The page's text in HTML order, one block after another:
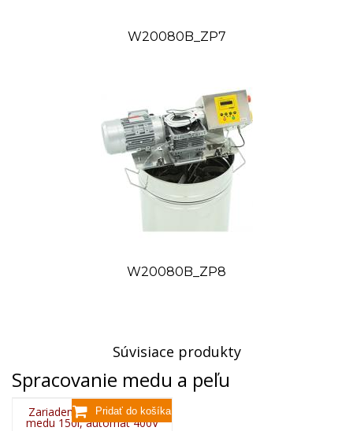
W20080B_ZP7
W20080B_ZP8
Súvisiace produkty
Spracovanie medu a peľu
Zariadenie na pastovanie
medu 150l, automat 400V